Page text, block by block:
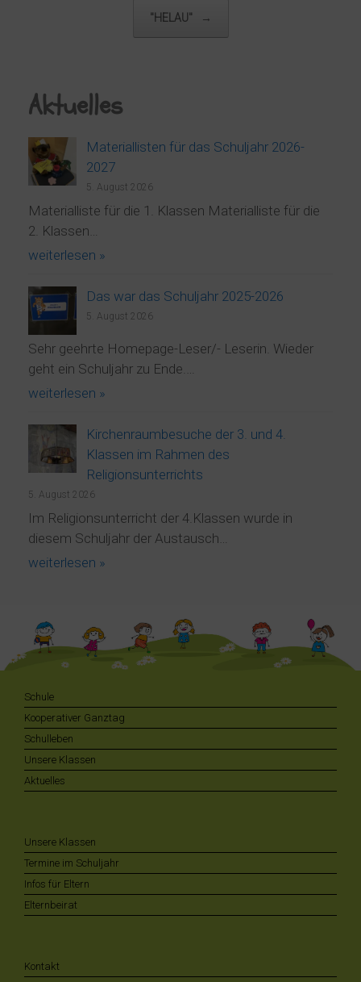
"HELAU" →
Aktuelles
Materiallisten für das Schuljahr 2026-
2027
5. August 2026
Materialliste für die 1. Klassen Materialliste für die
2. Klassen…
weiterlesen »
Das war das Schuljahr 2025-2026
5. August 2026
Sehr geehrte Homepage-Leser/- Leserin. Wieder
geht ein Schuljahr zu Ende.…
weiterlesen »
Kirchenraumbesuche der 3. und 4.
Klassen im Rahmen des
Religionsunterrichts
5. August 2026
Im Religionsunterricht der 4.Klassen wurde in
diesem Schuljahr der Austausch…
weiterlesen »
Schule
Kooperativer Ganztag
Schulleben
Unsere Klassen
Aktuelles
Unsere Klassen
Termine im Schuljahr
Infos für Eltern
Elternbeirat
Kontakt